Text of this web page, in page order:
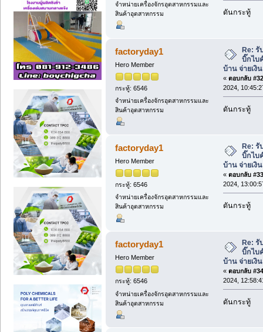
จำหน่ายเครื่องจักรอุตสาหกรรมและ
สินค้าอุตสาหกรรม
ดันกระทู้
factoryday1
Hero Member
กระทู้: 6546
จำหน่ายเครื่องจักรอุตสาหกรรมและ
สินค้าอุตสาหกรรม
Re: รั
บิ๊กไบ
บ้าน จ่ายเงิ
« ตอบกลับ
2024,
ดันกระทู้
factoryday1
Hero Member
กระทู้: 6546
จำหน่ายเครื่องจักรอุตสาหกรรมและ
สินค้าอุตสาหกรรม
Re: รั
บิ๊กไบ
บ้าน จ่ายเงิ
« ตอบกลับ
2024,
ดันกระทู้
factoryday1
Hero Member
กระทู้: 6546
จำหน่ายเครื่องจักรอุตสาหกรรมและ
สินค้าอุตสาหกรรม
Re:
บิ๊กไบ
บ้าน จ่ายเงิ
« ตอบกลับ
2024,
ดันกระทู้